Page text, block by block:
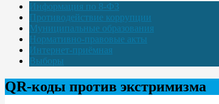
Информация по 8-ФЗ
Противодействие коррупции
Муниципальные образования
Нормативно-правовые акты
Интернет-приёмная
Выборы
QR-коды против экстримизма